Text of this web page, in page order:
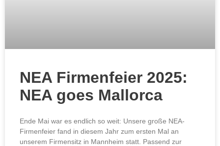
NEA Firmenfeier 2025:
NEA goes Mallorca
Ende Mai war es endlich so weit: Unsere große NEA-
Firmenfeier fand in diesem Jahr zum ersten Mal an
unserem Firmensitz in Mannheim statt. Passend zur